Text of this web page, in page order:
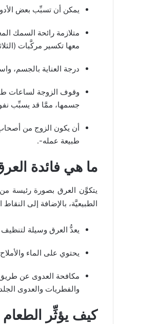
يمكن أن تسبِّب بعض
معها تكسير مركَّبات
درجة العناية بالجسم،
وقوف الزوجة لساعات
جسمها، ممَّا قد يسبِّب
أن يكون الزوج من
طبيعة عمله-.
ما هي فائدة
يتكوَّن العرق بصورة رئيسة من
الطبيعيَّة، بالإضافة إلى النقاط
يعدُّ العرق وسيلة
يحتوي على الماء
مكافحة العدوى عن طريق
والفطريات والعدوى
كيف يؤثِّر